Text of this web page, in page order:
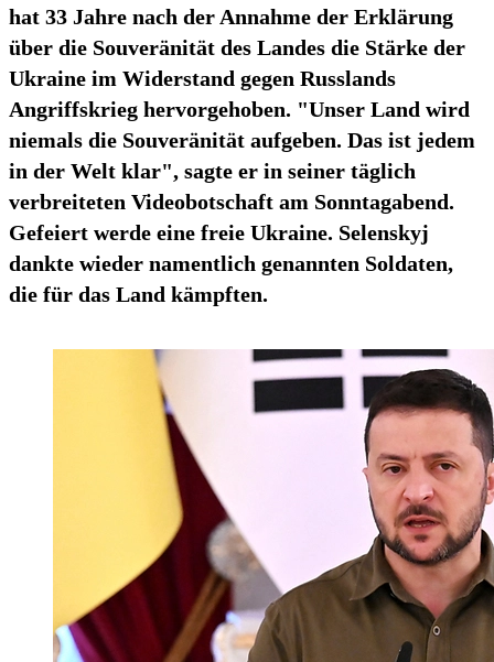
hat 33 Jahre nach der Annahme der Erklärung
über die Souveränität des Landes die Stärke der
Ukraine im Widerstand gegen Russlands
Angriffskrieg hervorgehoben. "Unser Land wird
niemals die Souveränität aufgeben. Das ist jedem
in der Welt klar", sagte er in seiner täglich
verbreiteten Videobotschaft am Sonntagabend.
Gefeiert werde eine freie Ukraine. Selenskyj
dankte wieder namentlich genannten Soldaten,
die für das Land kämpften.